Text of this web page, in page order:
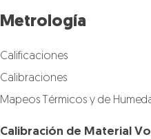
Metrología
Calificaciones
Calibraciones
Mapeos Térmicos y de
Calibración de Material